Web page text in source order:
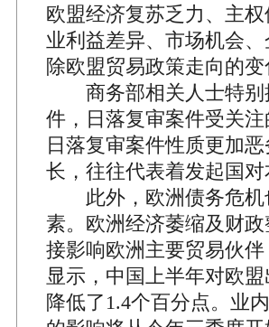
欧盟经济复苏乏力、主
业利益差异、市场机会
除欧盟贸易政策走向的变
商务部相关人士特别
件，日落复审案件受关
日落复审案件性质更加
长，往往代表着发起国
此外，欧洲债务危机
素。欧洲经济萎缩及财
接影响欧洲主要贸易伙
显示，中国上半年对欧
降低了1.4个百分点。业